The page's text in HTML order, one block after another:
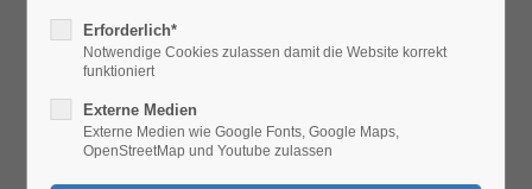
MS Gelenk-Teleskop-Arbeitsbühne Z 34 /
Details Modell Z-34/22 IC
Erforderlich*
Notwendige Cookies zulassen damit die Website korrekt
funktioniert
Externe Medien
Externe Medien wie Google Fonts, Google Maps,
OpenStreetMap und Youtube zulassen